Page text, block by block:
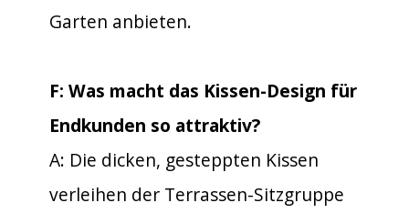
Garten anbieten.
F: Was macht das Kissen-Design für
Endkunden so attraktiv?
A: Die dicken, gesteppten Kissen
verleihen der Terrassen-Sitzgruppe